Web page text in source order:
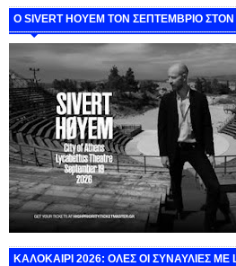
Ο SIVERT HOYEM ΤΟΝ ΣΕΠΤΕΜΒΡΙΟ
ΚΑΛΟΚΑΙΡΙ 2026: ΟΛΕΣ ΟΙ ΣΥΝΑΥΛΙΕΣ ΜΕ